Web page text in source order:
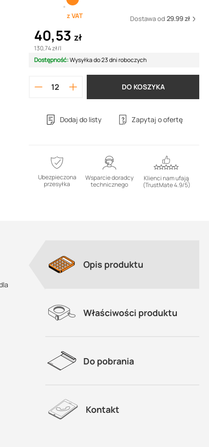
z VAT Dostawa od 29.99 zł
40,53 zł
130,74 zł/l
Dostępność:Wysyłka do 23 dni roboczych
DO KOSZYKA
Dodaj do listy Zapytaj o ofertę
Ubezpieczona
przesyłka
Wsparcie doradcy
technicznego
Klienci nam ufają
(TrustMate 4.9/5)
Opis produktu
Właściwości produktu
Do pobrania
Kontakt